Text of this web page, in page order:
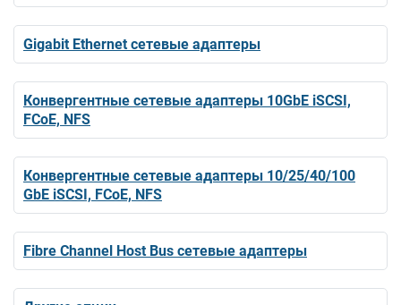
Gigabit Ethernet сетевые адаптеры
Конвергентные сетевые адаптеры 10GbE iSCSI,
FCoE, NFS
Конвергентные сетевые адаптеры 10/25/40/100
GbE iSCSI, FCoE, NFS
Fibre Channel Host Bus сетевые адаптеры